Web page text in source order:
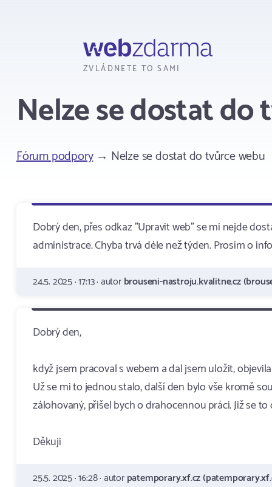
ZVLÁDNETE TO SAMI
Nelze se dostat do
Fórum podpory→ Nelze se dostat do tvůrce webu
Dobrý den, přes odkaz "Upravit web" se mi nejde
administrace. Chyba trvá déle než týden. Prosím o
24.5. 2025 · 17:13 · autorbrouseni-nastroju.kvalitne.cz
Dobrý den,
když jsem pracoval s webem a dal jsem uložit,
Už se mi to jednou stalo, další den bylo vše kromě
zálohovaný, přišel bych o drahocennou práci. Již se
Děkuji
25.5. 2025 · 16:28 · autorpatemporary.xf.cz